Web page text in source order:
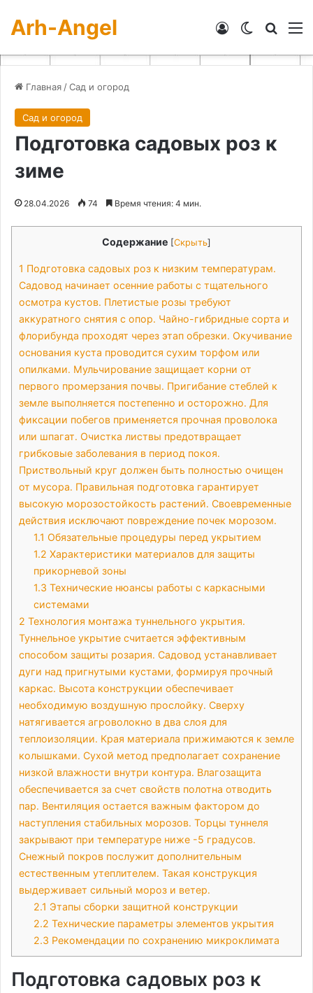
Arh-Angel Switch skin
Войти
Главная /Сад и огород
Сад и огород
Подготовка садовых роз к
зиме
28.04.2026 74 Время чтения: 4 мин.
Содержание [Скрыть]
1 Подготовка садовых роз к низким температурам․
Садовод начинает осенние работы с тщательного
осмотра кустов․ Плетистые розы требуют
аккуратного снятия с опор․ Чайно-гибридные сорта и
флорибунда проходят через этап обрезки․ Окучивание
основания куста проводится сухим торфом или
опилками․ Мульчирование защищает корни от
первого промерзания почвы․ Пригибание стеблей к
земле выполняется постепенно и осторожно․ Для
фиксации побегов применяется прочная проволока
или шпагат․ Очистка листвы предотвращает
грибковые заболевания в период покоя․
Приствольный круг должен быть полностью очищен
от мусора․ Правильная подготовка гарантирует
высокую морозостойкость растений․ Своевременные
действия исключают повреждение почек морозом․
1.1 Обязательные процедуры перед укрытием
1.2 Характеристики материалов для защиты
прикорневой зоны
1.3 Технические нюансы работы с каркасными
системами
2 Технология монтажа туннельного укрытия․
Туннельное укрытие считается эффективным
способом защиты розария․ Садовод устанавливает
дуги над пригнутыми кустами‚ формируя прочный
каркас․ Высота конструкции обеспечивает
необходимую воздушную прослойку․ Сверху
натягивается агроволокно в два слоя для
теплоизоляции․ Края материала прижимаются к земле
колышками․ Сухой метод предполагает сохранение
низкой влажности внутри контура․ Влагозащита
обеспечивается за счет свойств полотна отводить
пар․ Вентиляция остается важным фактором до
наступления стабильных морозов․ Торцы туннеля
закрывают при температуре ниже -5 градусов․
Снежный покров послужит дополнительным
естественным утеплителем․ Такая конструкция
выдерживает сильный мороз и ветер․
2.1 Этапы сборки защитной конструкции
2.2 Технические параметры элементов укрытия
2.3 Рекомендации по сохранению микроклимата
Подготовка садовых роз к